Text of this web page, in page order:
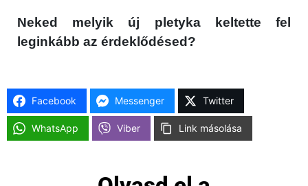
Neked melyik új pletyka keltette fel
leginkább az érdeklődésed?
Facebook Messenger Twitter
WhatsApp Viber Link másolása